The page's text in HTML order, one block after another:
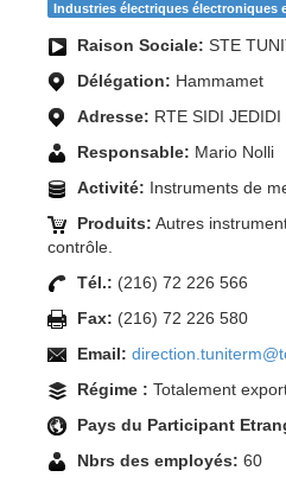
Industries électriques électroniques
Raison Sociale: STE
Délégation: Hammamet
Adresse: RTE SIDI
Responsable: Mario Nolli
Activité: Instruments de
Produits: Autres
contrôle.
Tél.: (216) 72 226 566
Fax: (216) 72 226 580
Email:
Régime : Totalement
Pays du Participant
Nbrs des employés: 60